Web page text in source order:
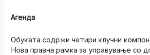
Агенда
Обуката содржи четири клучни
Нова правна рамка за управување со